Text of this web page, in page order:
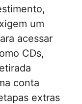
um
acessar
CDs,
conta
extras